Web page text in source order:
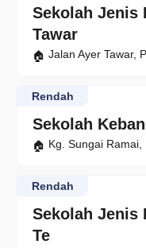
Sekolah Jenis
Tawar
Jalan Ayer Tawar,
Sekolah
Rendah
Kg. Sungai
Sekolah Jenis
Te
Rendah